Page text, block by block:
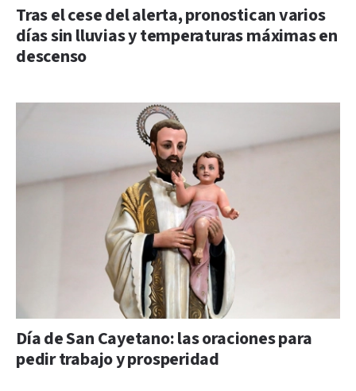
Tras el cese del alerta, pronostican varios
días sin lluvias y temperaturas máximas en
descenso
Día de San Cayetano: las oraciones para
pedir trabajo y prosperidad